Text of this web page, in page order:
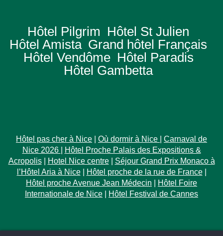
Hôtel Pilgrim
Hôtel St Julien
Hôtel Amista Grand hôtel Français
Hôtel Vendôme Hôtel Paradis
Hôtel Gambetta
Hôtel pas cher à Nice Où dormir à Nice
Carnaval de
Nice 2026
Hôtel Proche Palais des Expositions &
Acropolis| Hotel Nice centre| Séjour Grand Prix Monaco à
l’Hôtel Aria à Nice| Hôtel proche de la rue de France|
Hôtel proche Avenue Jean Médecin
Hôtel Foire
Internationale de Nice
Hôtel Festival de Cannes